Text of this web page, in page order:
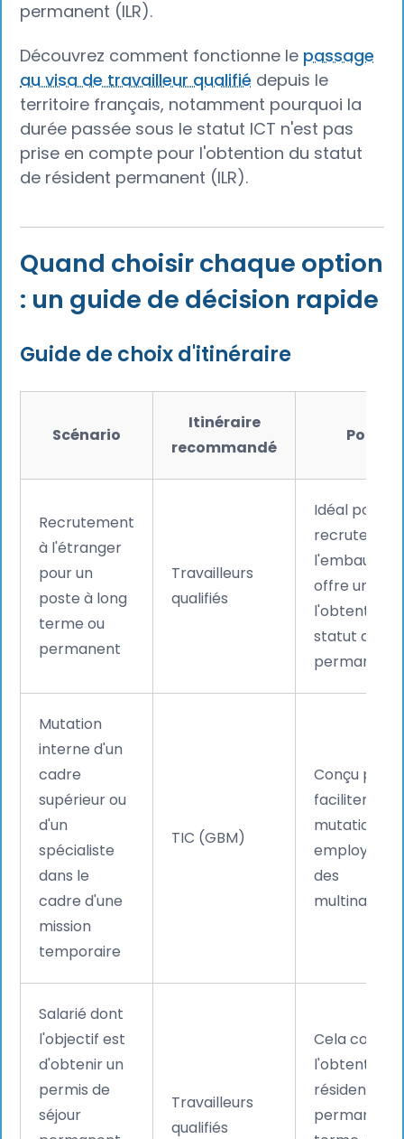
permanent (ILR).
Découvrez comment fonctionne le passage
au visa de travailleur qualifié depuis le
territoire français, notamment pourquoi la
durée passée sous le statut ICT n'est pas
prise en compte pour l'obtention du statut
de résident permanent (ILR).
Quand choisir chaque option
: un guide de décision rapide
Guide de choix d'itinéraire
Scénario
Itinéraire
recommandé
Recrutement
à l'étranger
pour un
poste à long
terme ou
permanent
Travailleurs
qualifiés
Idéal pour le
l'embauche
offre une
l'obtention
statut de
permanent
Mutation
interne d'un
cadre
supérieur ou
d'un
spécialiste
dans le
cadre d'une
mission
temporaire
TIC (GBM)
Conçu pour
faciliter la
mutation
employés
des
Salarié dont
l'objectif est
d'obtenir un
permis de
séjour
Travailleurs
qualifiés
Cela
l'obtention
résidence